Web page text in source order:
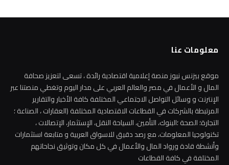
معلومات عنا
موقع بيزنس نيوز منصة إعلامية اقتصادية رائدة ، تسعى لتعزيز صحافة
المال و الأعمال في مصر والعالم العربي على مدار اليوم وتغطي منصتنا عبر
الإنترنت و وسائل التواصل الاجتماعي المختلفة كافة الأخبار والتقارير
المرتبطة بالشركات في القطاعات الاقتصادية المختلفة (العقارات ، الصناعة ؛
التجارة؛ الصحة ؛البنوك، التأمين، السياحة النقل، الإستثمار، الإتصالات ،
تكنولوجيا المعلومات، مع رصد دقيق للاسواق العربية و متابعة استثمارات
وأنشطة قادة ورواد المال والأعمال في كل مكان وتوثيق نجاحاتهم
المختلفة في كافة القطاعات